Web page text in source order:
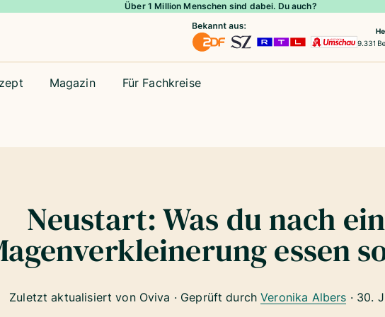
Über 1 Million Menschen sind dabei. Du auch?
Magazin Für Fachkreise
Neustart: Was du nach
essen
Zuletzt aktualisiert von Oviva · Geprüft durchVeronika Albers · 30.